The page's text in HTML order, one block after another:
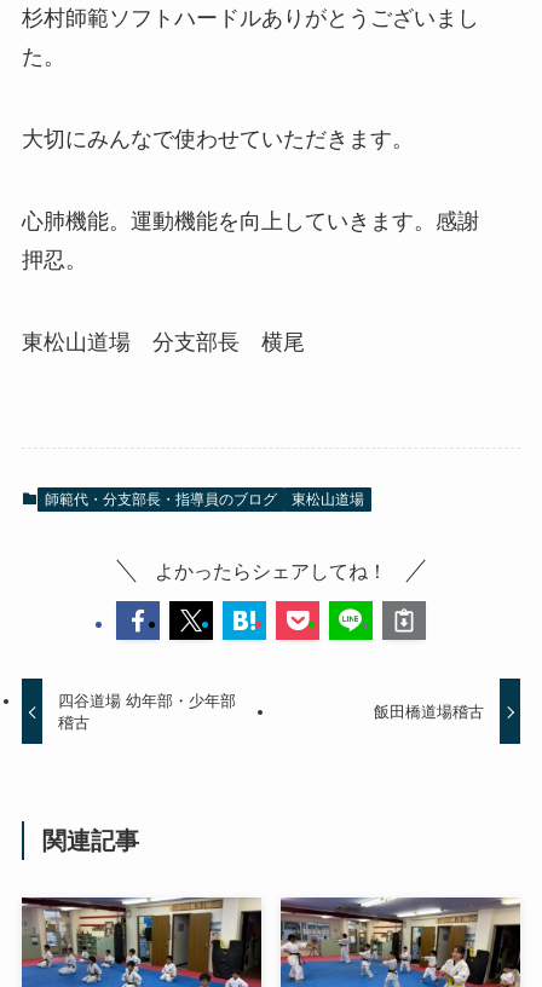
杉村師範ソフトハードルありがとうございまし
た。
大切にみんなで使わせていただきます。
心肺機能。運動機能を向上していきます。感謝
押忍。
東松山道場 分支部長 横尾
師範代・分支部長・指導員のブログ 東松山道場
よかったらシェアしてね！
四谷道場 幼年部・少年部
稽古
飯田橋道場稽古
関連記事